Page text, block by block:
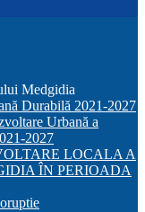
Medgidia
Durabilă 2021-2027
Urbană a
2027
LOCALA A
ÎN PERIOADA